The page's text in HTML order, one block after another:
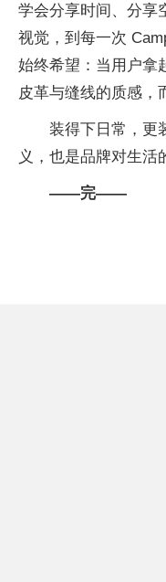
学会分享时间、分享
视觉，到每一次
始终希望：当用户拿
皮革与缝线的质感，
装得下日常，
义，也是品牌对生活
——完——